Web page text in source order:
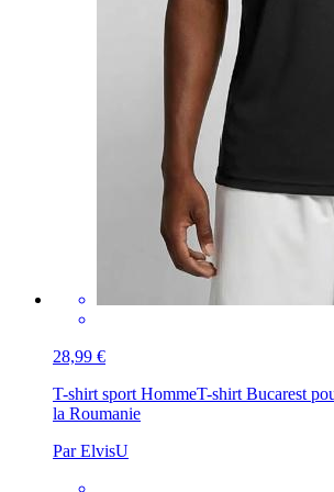
28,99 €
T-shirt sport HommeT-shirt Bucarest
la Roumanie
Par ElvisU